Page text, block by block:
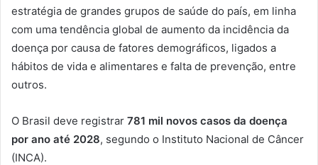
estratégia de grandes grupos de saúde do país, em linha
com uma tendência global de aumento da incidência da
doença por causa de fatores demográficos, ligados a
hábitos de vida e alimentares e falta de prevenção, entre
outros.
O Brasil deve registrar 781 mil novos casos da doença
por ano até 2028, segundo o Instituto Nacional de Câncer
(INCA).